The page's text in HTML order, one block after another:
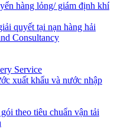
hàng lỏng/ giám định khí
quyết tại nạn hàng hải
Consultancy
Service
xuất khẩu và nước nhập
theo tiêu chuẩn vận tải